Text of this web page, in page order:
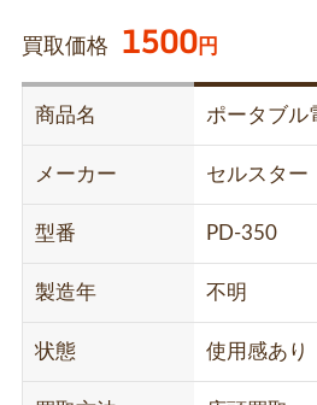
買取価格 1500円
商品名 ポータブル
メーカー セルスター
型番 PD-350
製造年 不明
状態 使用感あり